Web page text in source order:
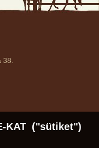
38.
KAT ("sütiket")